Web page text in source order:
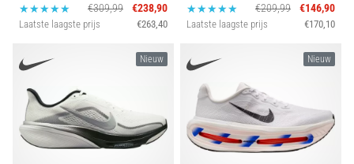
€309,99
€238,90
Laatste laagste prijs €263,40
€209,99
€146,90
Laatste laagste prijs €170,10
Nieuw Nieuw